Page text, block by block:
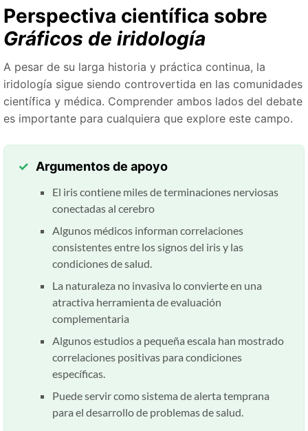
Perspectiva científica sobre
Gráficos de iridología
A pesar de su larga historia y práctica continua, la
iridología sigue siendo controvertida en las comunidades
científica y médica. Comprender ambos lados del debate
es importante para cualquiera que explore este campo.
Argumentos de apoyo
El iris contiene miles de terminaciones nerviosas
conectadas al cerebro
Algunos médicos informan correlaciones
consistentes entre los signos del iris y las
condiciones de salud.
La naturaleza no invasiva lo convierte en una
atractiva herramienta de evaluación
complementaria
Algunos estudios a pequeña escala han mostrado
correlaciones positivas para condiciones
específicas.
Puede servir como sistema de alerta temprana
para el desarrollo de problemas de salud.